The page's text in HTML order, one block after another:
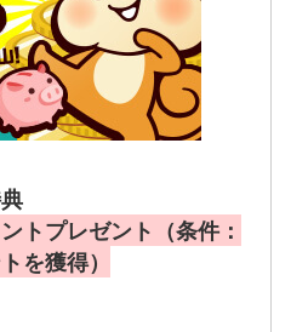
トプレゼント（条件：
を獲得）